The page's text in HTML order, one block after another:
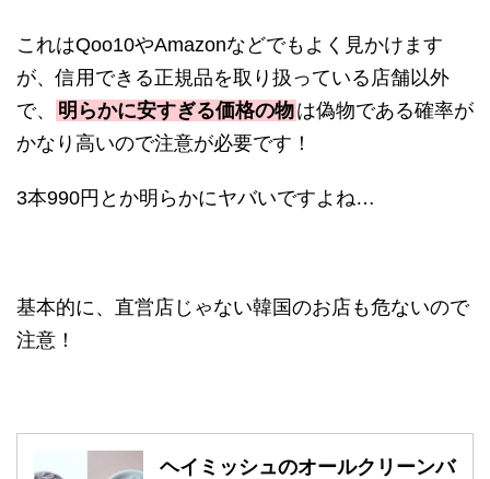
これはQoo10やAmazonなどでもよく見かけます
が、信用できる正規品を取り扱っている店舗以外
で、
明らかに安すぎる価格の物は偽物である確率が
かなり高いので注意が必要です！
3本990円とか明らかにヤバいですよね…
基本的に、直営店じゃない韓国のお店も危ないので
注意！
ヘイミッシュのオールクリーンバ